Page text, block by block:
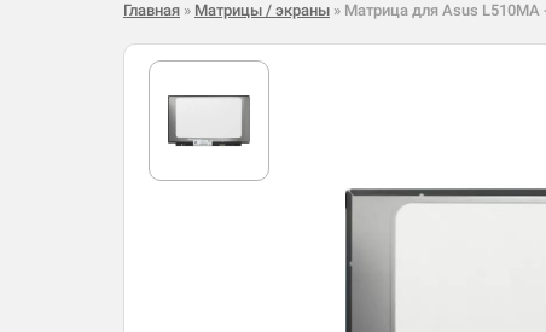
Главная » Матрицы / экраны » Матрица для Asus L510MA